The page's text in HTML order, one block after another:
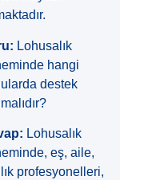
Lohusalık
hangi
destek
Lohusalık
eş, aile,
profesyonelleri,